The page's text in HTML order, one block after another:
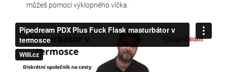
můžeš pomocí výklopného víčka.